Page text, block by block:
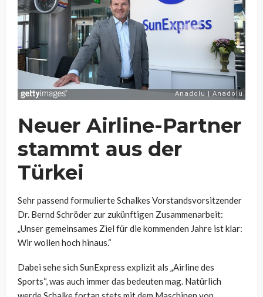
Neuer Airline-Partner
stammt aus der
Türkei
Sehr passend formulierte Schalkes Vorstandsvorsitzender
Dr. Bernd Schröder zur zukünftigen Zusammenarbeit:
„Unser gemeinsames Ziel für die kommenden Jahre ist klar:
Wir wollen hoch hinaus.“
Dabei sehe sich SunExpress explizit als „Airline des
Sports“, was auch immer das bedeuten mag. Natürlich